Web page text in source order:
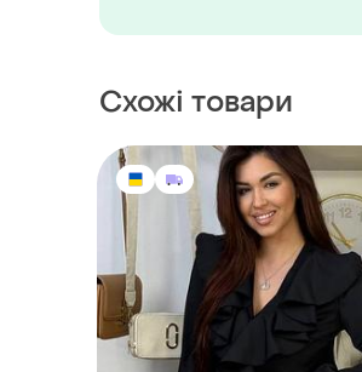
Схожі товари